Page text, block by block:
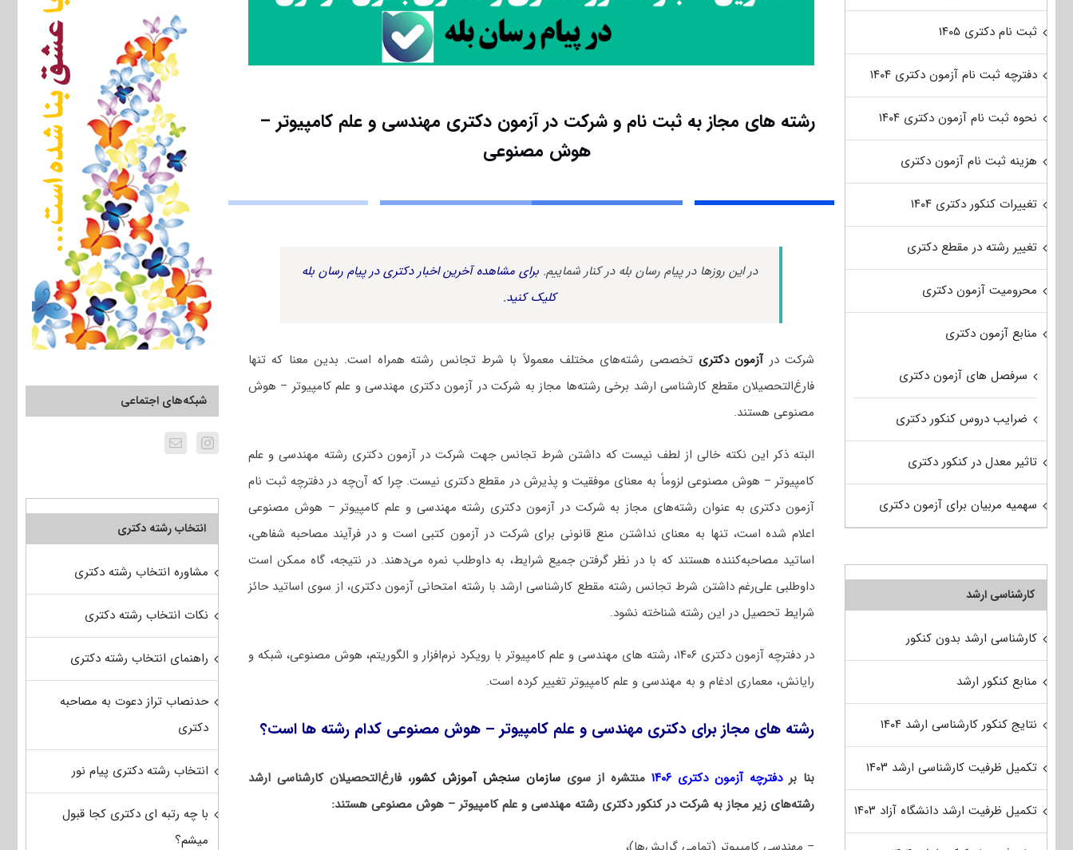
رشته های مجاز به ثبت نام و شرکت در آزمون دکتری مهندسی و علم کامپیوتر –
هوش مصنوعی
در این روزها در پیام رسان بله در کنار شماییم. برای مشاهده آخرین اخبار دکتری در پیام رسان بله
کلیک کنید.
شرکت درآزمون دکتری تخصصی رشته‌های مختلف معمولاً با شرط تجانس رشته همراه است. بدین معنا که تنها
فارغ‌التحصیلان مقطع کارشناسی ارشد برخی رشته‌ها مجاز به شرکت در آزمون دکتری مهندسی و علم کامپیوتر – هوش
مصنوعی هستند.
البته ذکر این نکته خالی از لطف نیست که داشتن شرط تجانس جهت شرکت در آزمون دکتری رشته مهندسی و علم
کامپیوتر – هوش مصنوعی لزوماً به معنای موفقیت و پذیرش در مقطع دکتری نیست. چرا که آن‌چه در دفترچه ثبت نام
آزمون دکتری به عنوان رشته‌های مجاز به شرکت در آزمون دکتری رشته مهندسی و علم کامپیوتر – هوش مصنوعی
اعلام شده است، تنها به معنای نداشتن منع قانونی برای شرکت در آزمون کتبی است و در فرآیند مصاحبه شفاهی،
اساتید مصاحبه‌کننده هستند که با در نظر گرفتن جمیع شرایط، به داوطلب نمره می‌دهند. در نتیجه، گاه ممکن است
داوطلبی علی‌رغم داشتن شرط تجانس رشته مقطع کارشناسی ارشد با رشته امتحانی آزمون دکتری، از سوی اساتید حائز
شرایط تحصیل در این رشته شناخته نشود.
در دفترچه آزمون دکتری ۱۴۰۶، رشته های مهندسی و علم کامپیوتر با رویکرد نرم‌افزار و الگوریتم، هوش مصنوعی، شبکه و
رایانش، معماری ادغام و به مهندسی و علم کامپیوتر تغییر کرده است.
رشته های مجاز برای دکتری مهندسی و علم کامپیوتر – هوش مصنوعی کدام رشته ها است؟
بنا بردفترچه آزمون دکتری ۱۴۰۶ منتشره از سوی سازمان سنجش آموزش کشور، فارغ‌التحصیلان کارشناسی ارشد
رشته‌های زیر مجاز به شرکت در کنکور دکتری رشته مهندسی و علم کامپیوتر – هوش مصنوعی هستند:
شبکه‌های اجتماعی
انتخاب رشته دکتری
مشاوره انتخاب رشته دکتری
نکات انتخاب رشته دکتری
راهنمای انتخاب رشته دکتری
حدنصاب تراز دعوت به مصاحبه
دکتری
انتخاب رشته دکتری پیام نور
با چه رتبه ای دکتری کجا قبول
میشم؟
ثبت نام دکتری ۱۴۰۵
دفترچه ثبت نام آزمون دکتری ۱۴۰۴
نحوه ثبت نام آزمون دکتری ۱۴۰۴
هزینه ثبت نام آزمون دکتری
تغییرات کنکور دکتری ۱۴۰۴
تغییر رشته در مقطع دکتری
محرومیت آزمون دکتری
منابع آزمون دکتری
سرفصل های آزمون دکتری
ضرایب دروس کنکور دکتری
تاثیر معدل در کنکور دکتری
سهمیه مربیان برای آزمون دکتری
کارشناسی ارشد
کارشناسی ارشد بدون کنکور
منابع کنکور ارشد
نتایج کنکور کارشناسی ارشد ۱۴۰۴
تکمیل ظرفیت کارشناسی ارشد ۱۴۰۳
تکمیل ظرفیت ارشد دانشگاه آزاد ۱۴۰۳